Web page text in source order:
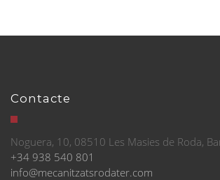
Contacte
Noguera, 10, 08510 Les Masies de Roda,
+34 938 540 801
info@mecanitzatsrodater.com